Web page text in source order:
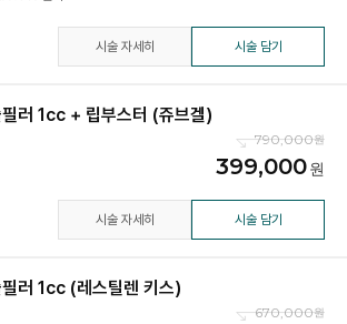
시술 자세히 시술 담기
러 1cc + 립부스터 (쥬브겔)
790,000
399,000
시술 자세히 시술 담기
러 1cc (레스틸렌 키스)
670,000